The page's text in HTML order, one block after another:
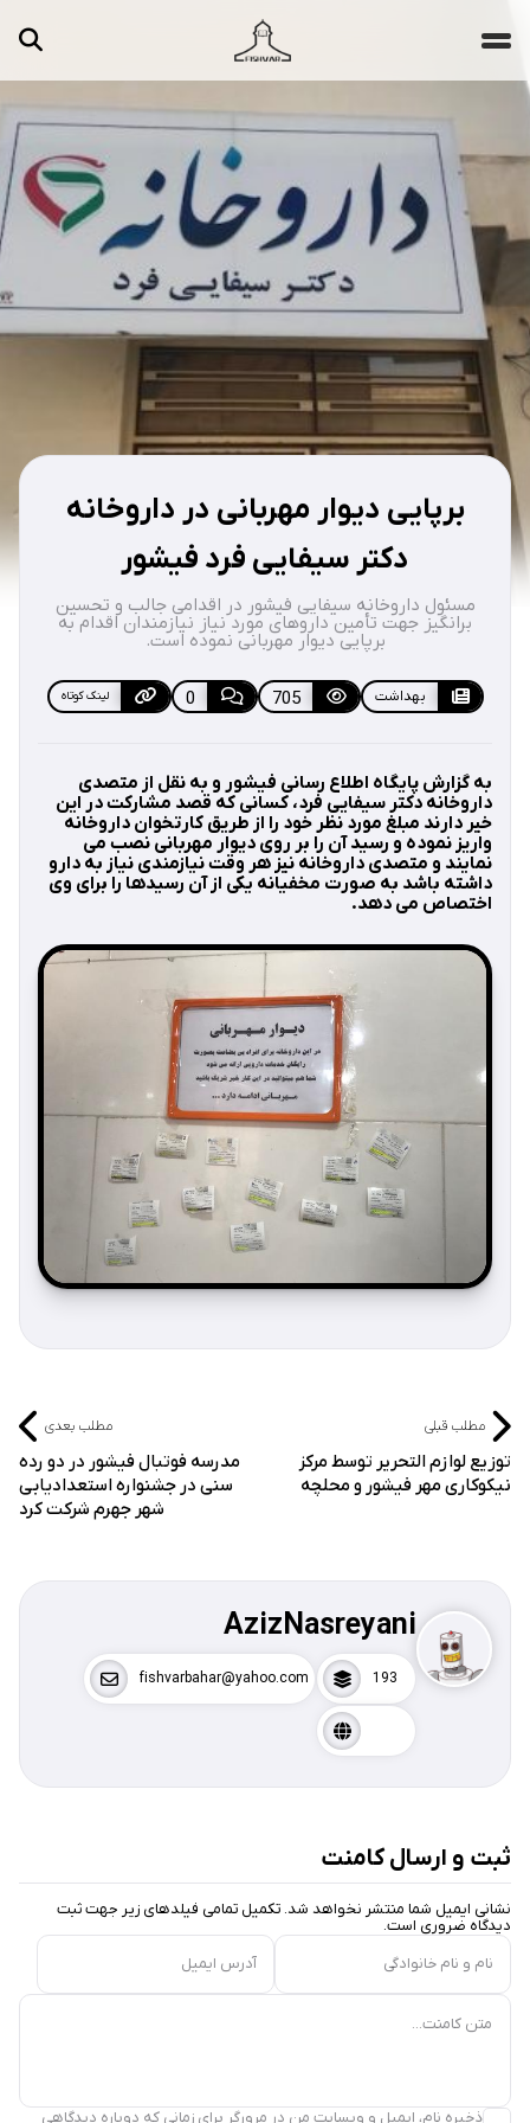
مقالات تصاویر
دسته‌بندی‌ها
جستجو ...
برپایی دیوار مهربانی در داروخانه
دکتر سیفایی فرد فیشور
مسئول داروخانه سیفایی فیشور در اقدامی جالب و تحسین
برانگیز جهت تأمین داروهای مورد نیاز نیازمندان اقدام به
برپایی دیوار مهربانی نموده است.
بهداشت 705
0 لینک کوتاه
به گزارش پایگاه اطلاع رسانی فیشور و به نقل از متصدی
داروخانه دکتر سیفایی فرد، کسانی که قصد مشارکت در این
خیر دارند مبلغ مورد نظر خود را از طریق کارتخوان داروخانه
واریز نموده و رسید آن را بر روی دیوار مهربانی نصب می
نمایند و متصدی داروخانه نیز هر وقت نیازمندی نیاز به دارو
داشته باشد به صورت مخفیانه یکی از آن رسیدها را برای وی
اختصاص می دهد.
مطلب قبلی
توزیع لوازم التحریر توسط مرکز
نیکوکاری مهر فیشور و محلچه
مطلب بعدی
مدرسه فوتبال فیشور در دو رده
سنی در جشنواره استعدادیابی
شهر جهرم شرکت کرد
AzizNasreyani
193
fishvarbahar@yahoo.com
ثبت و ارسال کامنت
نشانی ایمیل شما منتشر نخواهد شد. تکمیل تمامی فیلد‌های زیر جهت ثبت
دیدگاه ضروری است.
نام و نام خانوادگی
آدرس ایمیل
متن کامنت...
ذخیره نام، ایمیل و وبسایت من در مرورگر برای زمانی که دوباره دیدگاهی